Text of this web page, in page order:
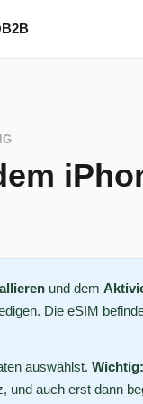
B2B
und dem
Die eSIM
auswählst.
auch erst dann